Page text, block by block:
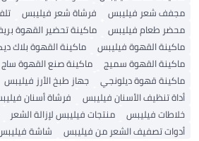
مجفف شعر فيليبس
فرشاة شعر فيليبس
محضر طعام فيليبس
ماكينة تحضير القهوة
ماكينة القهوة فيليبس
ماكينة القهوة بلاك
ماكينة القهوة سميج
ماكينة صنع القهوة ساج
ماكينة قهوة ديلونجي
جهاز طبخ الأرز فيليبس
أداة تنظيف الأسنان فيليبس
فرشاة أسنان
خلاطات فيليبس
منتجات فيليبس لإزالة الشعر
أدوات تصفيف الشعر من فيليبس
شاشة